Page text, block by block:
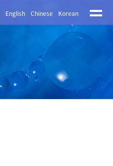
English Chinese Korean